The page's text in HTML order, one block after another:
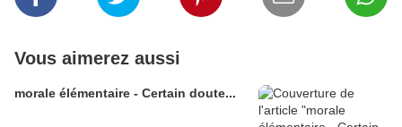
Vous aimerez aussi
morale élémentaire - Certain doute...